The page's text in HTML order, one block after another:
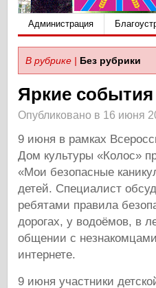
Администрация
В рубрике | Без рубрики
Яркие
Опубликовано в 16 июня
9 июня в рамках
Дом культуры «Колос»
«Мои безопасные
детей. Специалист
ребятами правила
дорогах, у водоёмов, в
общении с
интернете.
9 июня участники